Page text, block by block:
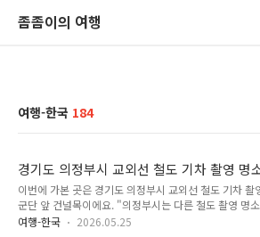
좀좀이의 여행
여행-한국 184
경기도 의정부시 교외선 철도 기차 촬영 명
단 앞 건널목 - 주한미군 미2사단 캠프 레드
우드(CRC) 앞 건널목
이번에 가본 곳은 경기도 의정부시 교외선 철도 기차 촬
군단 앞 건널목이에요. "의정부시는 다른 철도 촬영 명
까?" 경기도 의정부시는 철도 기차 촬영 명소가 여기저기
여행-한국 2026.05.25